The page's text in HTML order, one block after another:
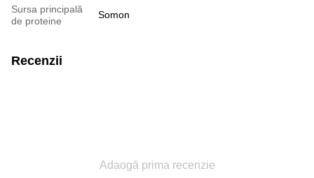
Sursa principală
de proteine
Somon
Recenzii
Adaogă prima recenzie